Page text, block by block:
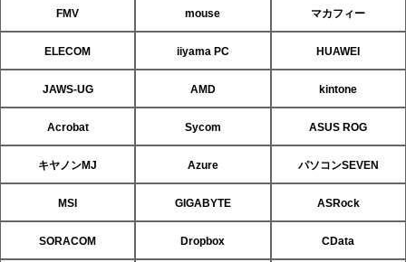
FMV mouse マカフィー
ELECOM iiyama PC HUAWEI
JAWS-UG AMD kintone
Acrobat Sycom ASUS ROG
キヤノンMJ Azure パソコンSEVEN
MSI GIGABYTE ASRock
SORACOM Dropbox CData